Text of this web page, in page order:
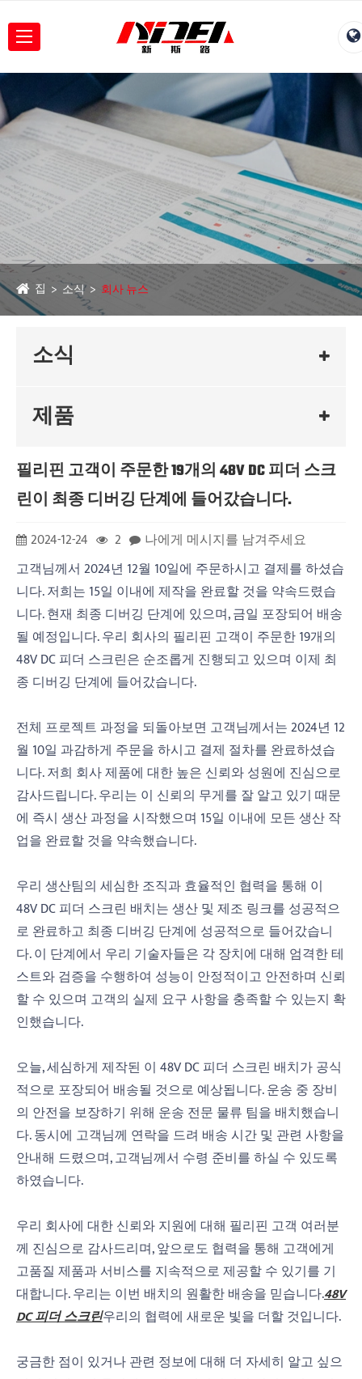
집 소식 회사 뉴스
소식
제품
필리핀 고객이 주문한 19개의 48V DC 피더 스크
린이 최종 디버깅 단계에 들어갔습니다.
2024-12-24 2
나에게 메시지를 남겨주세요
고객님께서 2024년 12월 10일에 주문하시고 결제를 하셨습
니다. 저희는 15일 이내에 제작을 완료할 것을 약속드렸습
니다. 현재 최종 디버깅 단계에 있으며, 금일 포장되어 배송
될 예정입니다. 우리 회사의 필리핀 고객이 주문한 19개의
48V DC 피더 스크린은 순조롭게 진행되고 있으며 이제 최
종 디버깅 단계에 들어갔습니다.
전체 프로젝트 과정을 되돌아보면 고객님께서는 2024년 12
월 10일 과감하게 주문을 하시고 결제 절차를 완료하셨습
니다. 저희 회사 제품에 대한 높은 신뢰와 성원에 진심으로
감사드립니다. 우리는 이 신뢰의 무게를 잘 알고 있기 때문
에 즉시 생산 과정을 시작했으며 15일 이내에 모든 생산 작
업을 완료할 것을 약속했습니다.
우리 생산팀의 세심한 조직과 효율적인 협력을 통해 이
48V DC 피더 스크린 배치는 생산 및 제조 링크를 성공적으
로 완료하고 최종 디버깅 단계에 성공적으로 들어갔습니
다. 이 단계에서 우리 기술자들은 각 장치에 대해 엄격한 테
스트와 검증을 수행하여 성능이 안정적이고 안전하며 신뢰
할 수 있으며 고객의 실제 요구 사항을 충족할 수 있는지 확
인했습니다.
오늘, 세심하게 제작된 이 48V DC 피더 스크린 배치가 공식
적으로 포장되어 배송될 것으로 예상됩니다. 운송 중 장비
의 안전을 보장하기 위해 운송 전문 물류 팀을 배치했습니
다. 동시에 고객님께 연락을 드려 배송 시간 및 관련 사항을
안내해 드렸으며, 고객님께서 수령 준비를 하실 수 있도록
하였습니다.
우리 회사에 대한 신뢰와 지원에 대해 필리핀 고객 여러분
께 진심으로 감사드리며, 앞으로도 협력을 통해 고객에게
고품질 제품과 서비스를 지속적으로 제공할 수 있기를 기
대합니다. 우리는 이번 배치의 원활한 배송을 믿습니다.48V
DC 피더 스크린우리의 협력에 새로운 빛을 더할 것입니다.
궁금한 점이 있거나 관련 정보에 대해 더 자세히 알고 싶으